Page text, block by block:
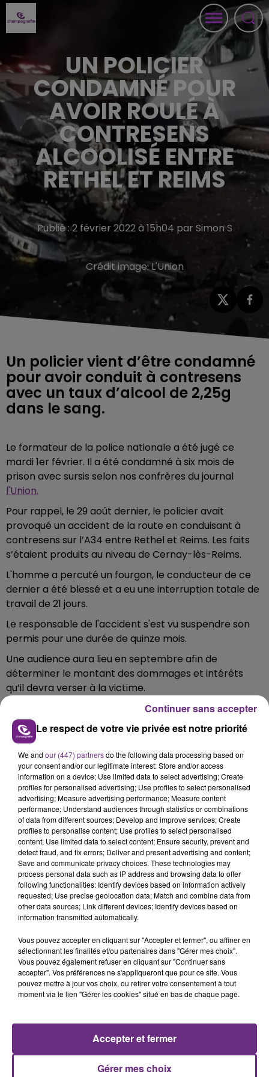
UN POLICIER
CONDAMNÉ POUR
AVOIR ROULÉ À
CONTRESENS
ALCOOLISÉ ENTRE
RETHEL ET REIMS
Publié : 2 février 2022 à 15h04 par Simon S
Crédit image:L'Union
Un policier vient d’être condamné
pour avoir conduit à contresens
avec un taux d’alcool de 2,25g
dans le sang.
Le formateur de la police nationale a été jugé ce
mardi 1er février. Il a été condamné à six mois de
prison avec sursis selon nos confrères du journal
l'Union.
Pour rappel, le 29 août dernier, le policier avait
provoqué un accident de la route en conduisant à
contresens sur l’A34 entre Rethel et Reims. Les faits
s’étaient produits au niveau de Cernay-lès-Reims.
L'homme a percuté un fourgon, le conducteur de ce
dernier a été blessé et a eu une interruption totale de
travail de 21 jours.
Le responsable de l'accident s'est vu suspendre son
permis pour une durée de quinze mois.
Une audience aura lieu en septembre afin de
déterminer le montant des dommages et intérêts
qu’il devra verser à la victime.
FIL D'ACTU
7 août 2026
LA CENTRALE NUCLÉAIRE DE CHOOZ
TOUJOURS À L'ARRÊT
Cela fait déjà une semaine que la centrale
nucléaire ardennaise est à l'arrêt. Une situation
présente.
LE MAGASIN JOUÉCLUB DE REIMS FERME
C'était l'une des institutions du centre-ville
rémois. Le magasin JouéClub est contraint de
Le respect de votre vie privée est notre priorité
We and our (447) partnersdo the following data processing based on
your consent and/or our legitimate interest: Store and/or access
information on a device; Use limited data to select advertising; Create
profiles for personalised advertising; Use profiles to select personalised
advertising; Measure advertising performance; Measure content
performance; Understand audiences through statistics or combinations
of data from different sources; Develop and improve services; Create
profiles to personalise content; Use profiles to select personalised
content; Use limited data to select content; Ensure security, prevent and
detect fraud, and fix errors; Deliver and present advertising and content;
Save and communicate privacy choices. These technologies may
process personal data such as IP address and browsing data to offer
following functionalities: Identify devices based on information actively
requested; Use precise geolocation data; Match and combine data from
other data sources; Link different devices; Identify devices based on
information transmitted automatically.
Vous pouvez accepter en cliquant sur "Accepter et fermer", ou affiner en
sélectionnant les finalités et/ou partenaires dans "Gérer mes choix".
Vous pouvez également refuser en cliquant sur "Continuer sans
accepter". Vos préférences ne s'appliqueront que pour ce site. Vous
pouvez mettre à jour vos choix, ou retirer votre consentement à tout
moment via le lien "Gérer les cookies" situé en bas de chaque page.
Gérer mes choix
Accepter et fermer
Continuer sans accepter